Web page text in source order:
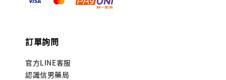
訂單詢問
官方LINE客服
認識信男藥局